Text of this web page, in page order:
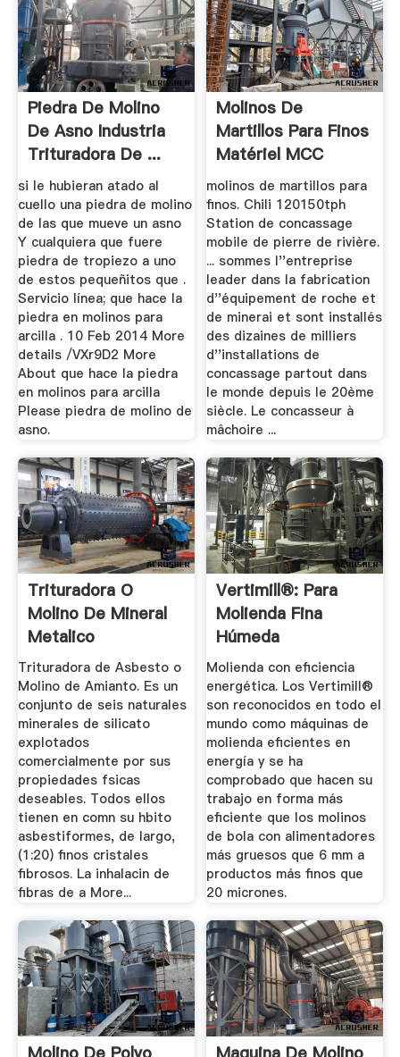
Piedra De Molino
De Asno Industria
Trituradora De ...
si le hubieran atado al
cuello una piedra de molino
de las que mueve un asno
Y cualquiera que fuere
piedra de tropiezo a uno
de estos pequeñitos que .
Servicio línea; que hace la
piedra en molinos para
arcilla . 10 Feb 2014 More
details /VXr9D2 More
About que hace la piedra
en molinos para arcilla
Please piedra de molino de
asno.
Molinos De
Martillos Para Finos
Matériel MCC
Machinery
molinos de martillos para
finos. Chili 120150tph
Station de concassage
mobile de pierre de rivière.
... sommes l''entreprise
leader dans la fabrication
d''équipement de roche et
de minerai et sont installés
des dizaines de milliers
d''installations de
concassage partout dans
le monde depuis le 20ème
siècle. Le concasseur à
mâchoire ...
Trituradora O
Molino De Mineral
Metalico
Trituradora De
Cono
Trituradora de Asbesto o
Molino de Amianto. Es un
conjunto de seis naturales
minerales de silicato
explotados
comercialmente por sus
propiedades fsicas
deseables. Todos ellos
tienen en comn su hbito
asbestiformes, de largo,
(1:20) finos cristales
fibrosos. La inhalacin de
fibras de a More...
Vertimill®: Para
Molienda Fina
Húmeda
Molienda con eficiencia
energética. Los Vertimill®
son reconocidos en todo el
mundo como máquinas de
molienda eficientes en
energía y se ha
comprobado que hacen su
trabajo en forma más
eficiente que los molinos
de bola con alimentadores
más gruesos que 6 mm a
productos más finos que
20 micrones.